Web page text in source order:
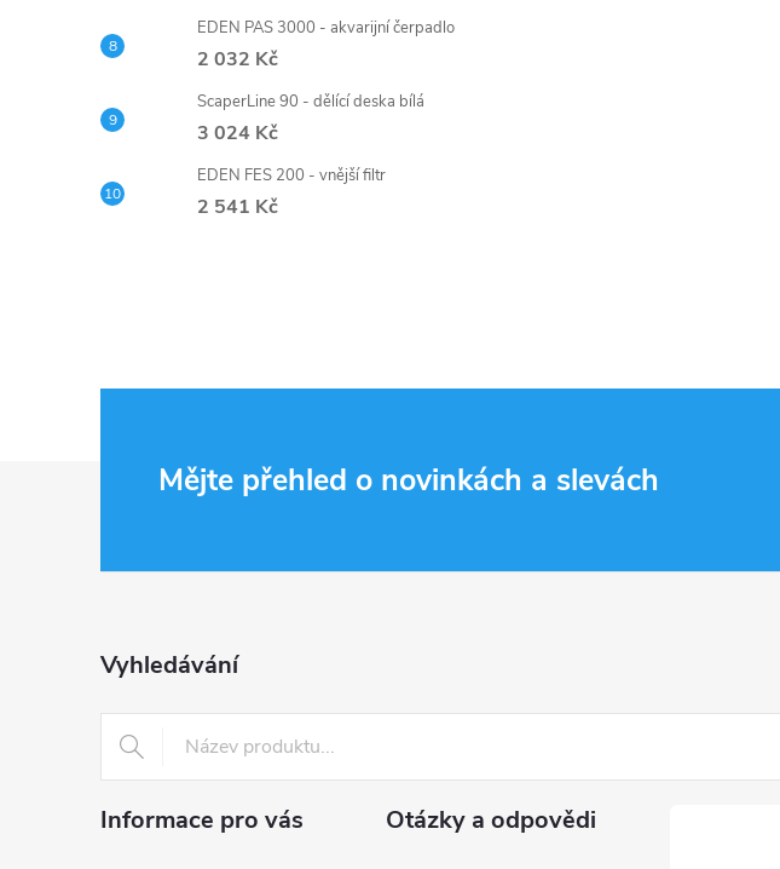
EDEN PAS 3000 - akvarijní čerpadlo
2 032 Kč
ScaperLine 90 - dělící deska bílá
3 024 Kč
EDEN FES 200 - vnější filtr
2 541 Kč
Mějte přehled o novinkách a slevách
Vyhledávání
Informace pro vás Otázky a odpovědi